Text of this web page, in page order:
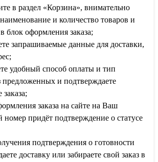
в раздел «Корзина», внимательно
и количество товаров и
блок оформления заказа;
запрашиваемые данные для доставки,
удобный способ оплаты и тип
предложенных и подтверждаете
заказа на сайте на Ваш
номер придёт подтверждение о статусе
подтверждения о готовности
доставку или забираете свой заказ в